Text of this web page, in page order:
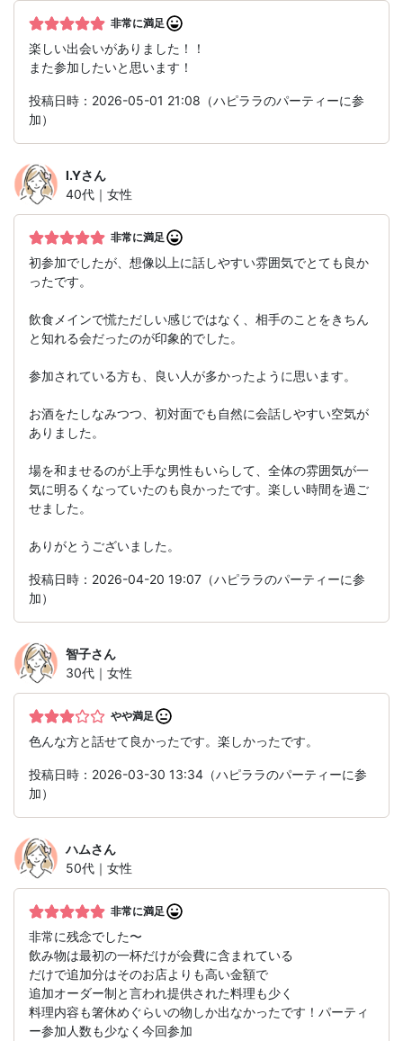
非常に満足
楽しい出会いがありました！！
また参加したいと思います！
投稿日時：2026-05-01 21:08（ハピララのパーティーに参
加）
I.Yさん
40代｜女性
非常に満足
初参加でしたが、想像以上に話しやすい雰囲気でとても良か
ったです。
飲食メインで慌ただしい感じではなく、相手のことをきちん
と知れる会だったのが印象的でした。
参加されている方も、良い人が多かったように思います。
お酒をたしなみつつ、初対面でも自然に会話しやすい空気が
ありました。
場を和ませるのが上手な男性もいらして、全体の雰囲気が一
気に明るくなっていたのも良かったです。楽しい時間を過ご
せました。
ありがとうございました。
投稿日時：2026-04-20 19:07（ハピララのパーティーに参
加）
智子さん
30代｜女性
やや満足
色んな方と話せて良かったです。楽しかったです。
投稿日時：2026-03-30 13:34（ハピララのパーティーに参
加）
ハムさん
50代｜女性
非常に満足
非常に残念でした〜
飲み物は最初の一杯だけが会費に含まれている
だけで追加分はそのお店よりも高い金額で
追加オーダー制と言われ提供された料理も少く
料理内容も箸休めぐらいの物しか出なかったです！パーティ
ー参加人数も少なく今回参加